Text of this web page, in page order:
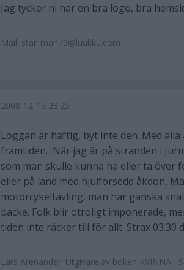
Jag tycker ni har en bra logo, bra
Mail: star_man79@luukku.com
2008-12-15 23:25
Loggan är häftig, byt inte den. Med
framtiden. När jag är på stranden i
som man skulle kunna ha eller ta
eller på land med hjulförsedd åkdon,
motorcykeltävling, man har ganska
backe. Folk blir otroligt imponerade,
tiden inte räcker till för allt. Strax 03.30
Lars Arenander. Utgivare av boken KVINNA I